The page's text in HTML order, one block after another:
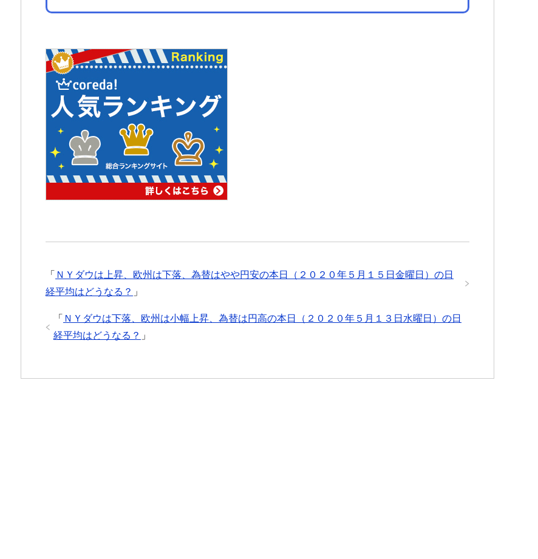
「 ＮＹダウは上昇、欧州は下落、為替はやや円安の本日（２０２０年５月１５日金曜日）の日
経平均はどうなる？ 」
「 ＮＹダウは下落、欧州は小幅上昇、為替は円高の本日（２０２０年５月１３日水曜日）の日
経平均はどうなる？ 」